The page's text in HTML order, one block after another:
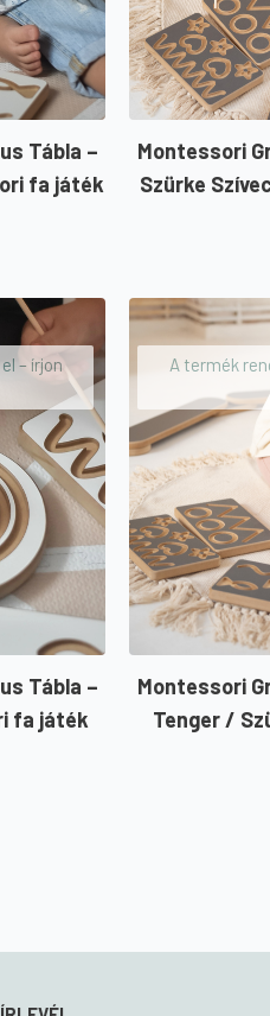
Tábla –
fa játék
Montessori
Szürke
– írjon
Tábla –
fa játék
A termék
Montessori
Tenger /